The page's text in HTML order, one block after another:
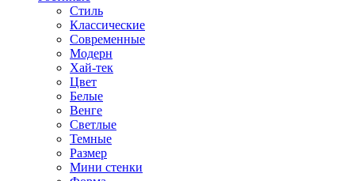
Стиль
Классические
Современные
Модерн
Хай-тек
Цвет
Белые
Венге
Светлые
Темные
Размер
Мини стенки